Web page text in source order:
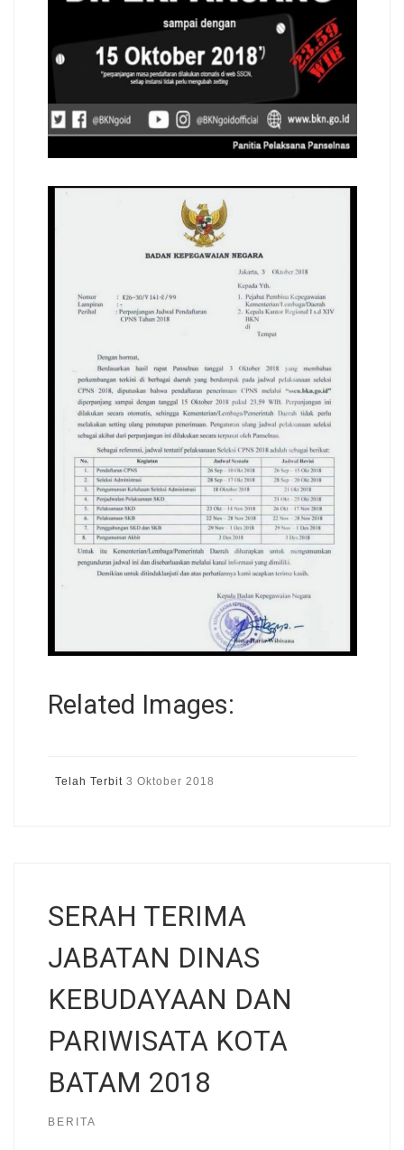
Related Images:
Telah Terbit 3 Oktober 2018
SERAH TERIMA
JABATAN DINAS
KEBUDAYAAN DAN
PARIWISATA KOTA
BATAM 2018
BERITA